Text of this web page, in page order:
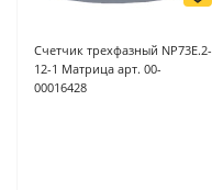
Счетчик трехфазный NP73E.2-
12-1 Матрица арт. 00-
00016428